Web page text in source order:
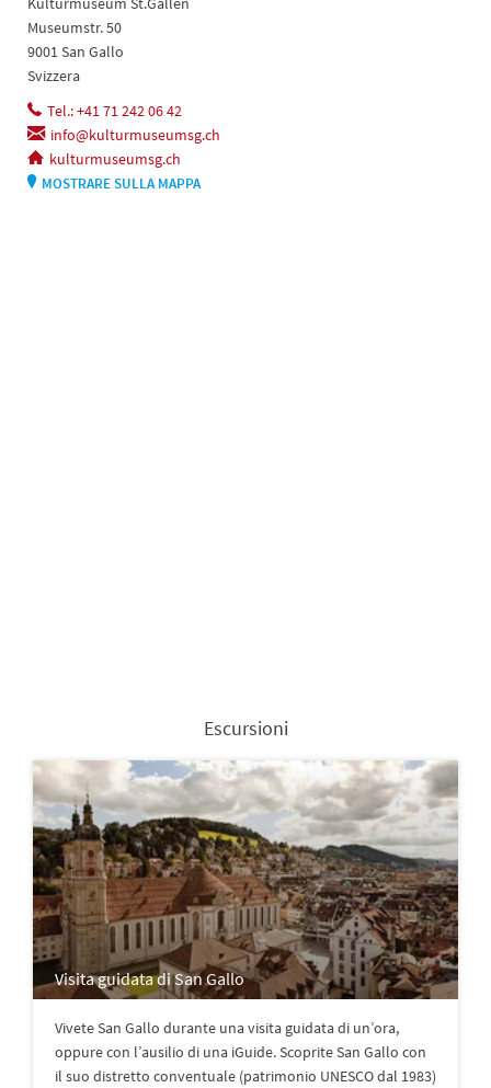
Museumstr. 50
9001 San Gallo
Svizzera
Tel.: +41 71 242 06 42
info@kulturmuseumsg.ch
kulturmuseumsg.ch
MOSTRARE SULLA MAPPA
Escursioni
Visita guidata di San Gallo
Vivete San Gallo durante una visita guidata di un’ora,
oppure con l’ausilio di una iGuide. Scoprite San Gallo con
il suo distretto conventuale (patrimonio UNESCO dal 1983)